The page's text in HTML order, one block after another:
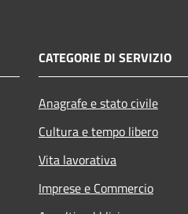
CATEGORIE DI SERVIZIO
Anagrafe e stato civile
Cultura e tempo libero
Vita lavorativa
Imprese e Commercio